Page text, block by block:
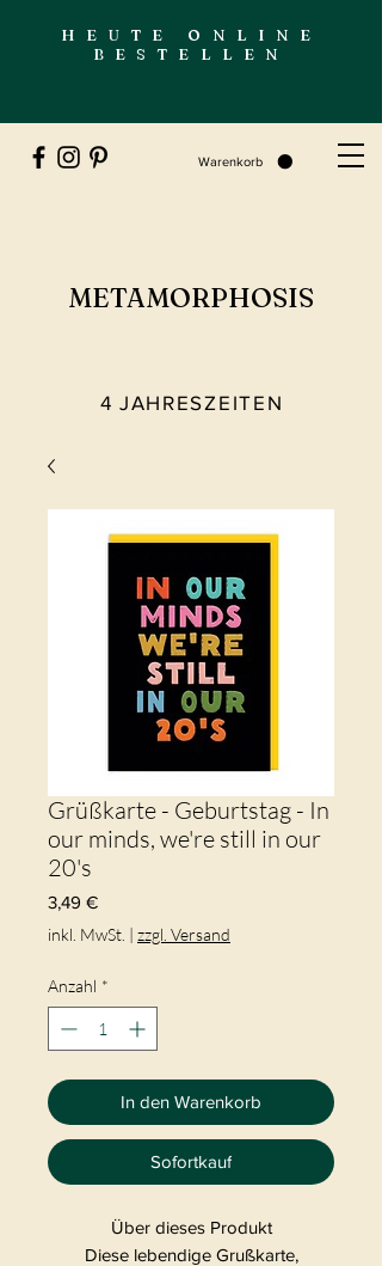
HEUTE ONLINE
BESTELLEN
Warenkorb
METAMORPHOSIS
4 JAHRESZEITEN
Grüßkarte - Geburtstag - In
our minds, we're still in our
20's
3,49 €Preis
inkl. MwSt. | zzgl. Versand
Anzahl *
In den Warenkorb
Sofortkauf
Über dieses Produkt
Diese lebendige Grußkarte,